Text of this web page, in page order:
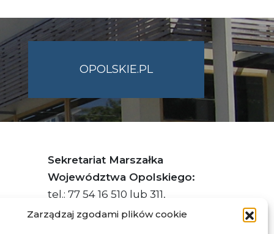
Zarządzaj zgodami plików cookie
OPOLSKIE.PL
Sekretariat Marszałka
Województwa Opolskiego:
tel.: 77 54 16 510 lub 311,
faks: 77 54 16 512